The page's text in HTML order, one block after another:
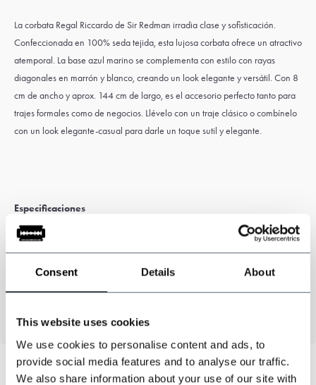
Consent Details About
This website uses cookies
We use cookies to personalise content and ads, to
provide social media features and to analyse our traffic.
We also share information about your use of our site with
La corbata Regal Riccardo de Sir Redman irradia clase y sofisticación.
Confeccionada en 100% seda tejida, esta lujosa corbata ofrece un atractivo
atemporal. La base azul marino se complementa con estilo con rayas
diagonales en marrón y blanco, creando un look elegante y versátil. Con 8
cm de ancho y aprox. 144 cm de largo, es el accesorio perfecto tanto para
trajes formales como de negocios. Llévelo con un traje clásico o combínelo
con un look elegante-casual para darle un toque sutil y elegante.
Especificaciones